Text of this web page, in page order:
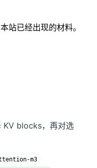
站已经出现的材料。
blocks，再对选
m3